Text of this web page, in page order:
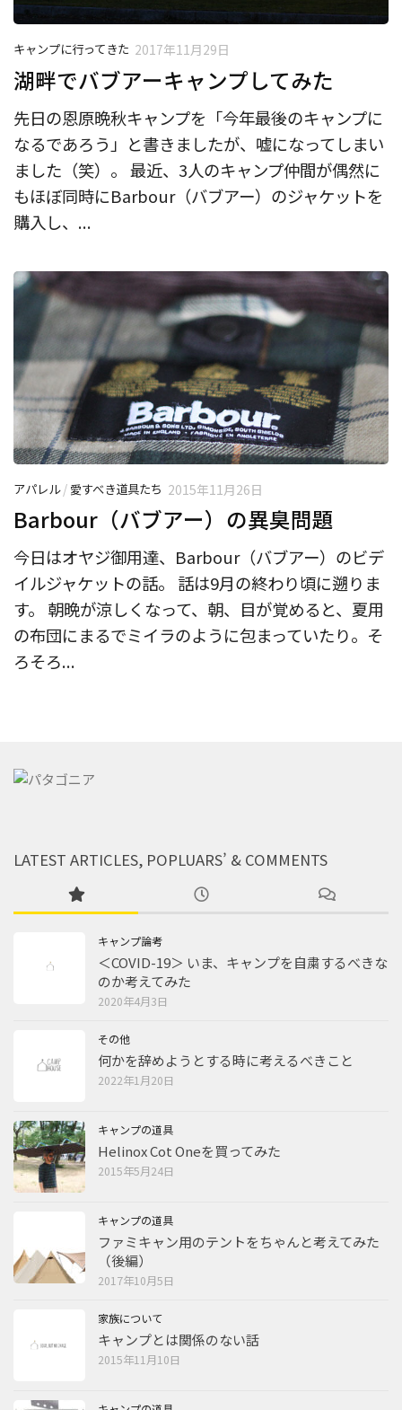
キャンプに行ってきた 2017年11月29日
湖畔でバブアーキャンプしてみた
先日の恩原晩秋キャンプを「今年最後のキャンプに
なるであろう」と書きましたが、嘘になってしまい
ました（笑）。 最近、3人のキャンプ仲間が偶然に
もほぼ同時にBarbour（バブアー）のジャケットを
購入し、...
アパレル/ 愛すべき道具たち 2015年11月26日
Barbour（バブアー）の異臭問題
今日はオヤジ御用達、Barbour（バブアー）のビデ
イルジャケットの話。 話は9月の終わり頃に遡りま
す。 朝晩が涼しくなって、朝、目が覚めると、夏用
の布団にまるでミイラのように包まっていたり。そ
ろそろ...
LATEST ARTICLES, POPLUARS’ & COMMENTS
キャンプ論考
＜COVID-19＞ いま、キャンプを自粛するべきな
のか考えてみた
2020年4月3日
その他
何かを辞めようとする時に考えるべきこと
2022年1月20日
キャンプの道具
Helinox Cot Oneを買ってみた
2015年5月24日
キャンプの道具
ファミキャン用のテントをちゃんと考えてみた
（後編）
2017年10月5日
家族について
キャンプとは関係のない話
2015年11月10日